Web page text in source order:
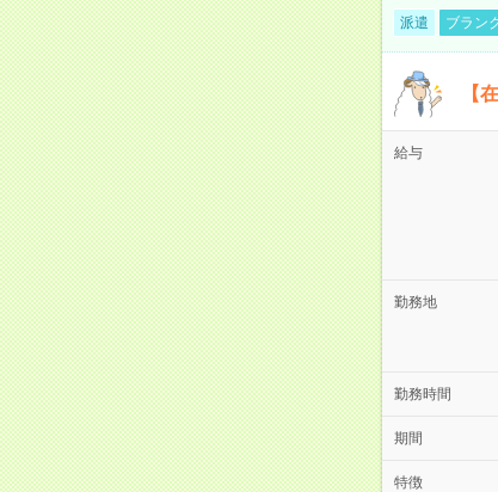
派遣 ブラン
【
給与
勤務地
勤務時間
期間
特徴